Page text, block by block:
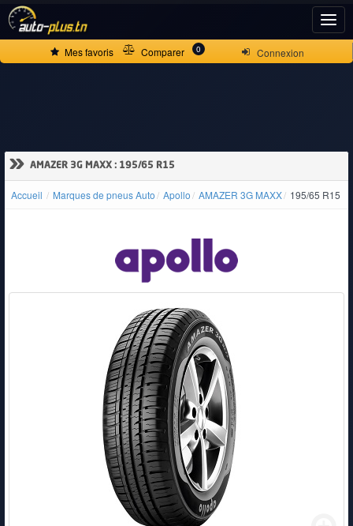
Connexion
Mes favoris Comparer 0
» AMAZER 3G MAXX : 195/65 R15
Accueil Marques de pneus Auto Apollo AMAZER 3G MAXX 195/65 R15
ACCUEIL
NEUVES